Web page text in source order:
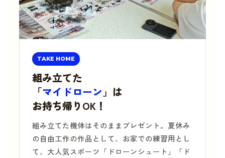
TAKE HOME
組み立てた
「マイドローン 」は
お持ち帰りOK！
組み立てた機体はそのままプレゼント。夏休み
の自由工作の作品として、お家での練習用とし
て、大人気スポーツ「ドローンシュート」「ド